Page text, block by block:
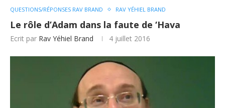
QUESTIONS/RÉPONSES RAV BRAND RAV YÉHIEL BRAND
Le rôle d’Adam dans la faute de ‘Hava
Ecrit par Rav Yéhiel Brand 4 juillet 2016